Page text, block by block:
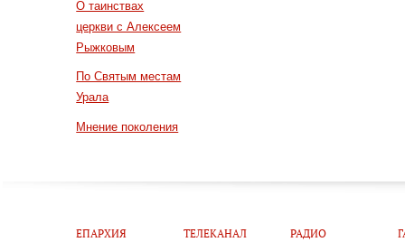
О таинствах
церкви с Алексеем
Рыжковым
По Святым местам
Урала
Мнение поколения
ЕПАРХИЯ
ТЕЛЕКАНАЛ
РАДИО